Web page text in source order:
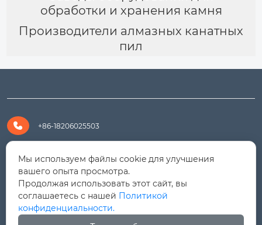
обработки и хранения камня
Производители алмазных канатных
пил
 +86-18206025503
 +8618206025503
 yanali@hualongm.com

351144, Китай, пров.Фуцзянь, г. Путянь, район Личэн,
промышленная зона Хуанши
Мы используем файлы cookie для улучшения
вашего опыта просмотра.
Продолжая использовать этот сайт, вы
соглашаетесь с нашей Политикой
конфиденциальности.